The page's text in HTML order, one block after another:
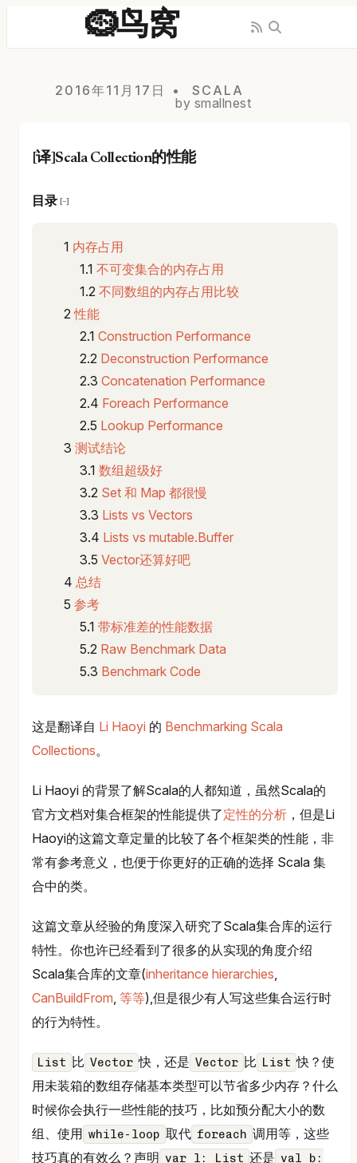
🪹鸟窝
2016年11月17日
SCALA
by smallnest
[译]Scala Collection的性能
目录 [−]
内存占用
不可变集合的内存占用
不同数组的内存占用比较
性能
Construction Performance
Deconstruction Performance
Concatenation Performance
Foreach Performance
Lookup Performance
测试结论
数组超级好
Set 和 Map 都很慢
Lists vs Vectors
Lists vs mutable.Buffer
Vector还算好吧
总结
参考
带标准差的性能数据
Raw Benchmark Data
Benchmark Code
这是翻译自 Li Haoyi 的 Benchmarking Scala
Collections。
Li Haoyi 的背景了解Scala的人都知道，虽然Scala的
官方文档对集合框架的性能提供了定性的分析 ，但是Li
Haoyi的这篇文章定量的比较了各个框架类的性能，非
常有参考意义，也便于你更好的正确的选择 Scala 集
合中的类。
这篇文章从经验的角度深入研究了Scala集合库的运行
特性。你也许已经看到了很多的从实现的角度介绍
Scala集合库的文章(inheritance hierarchies,
CanBuildFrom, 等等),但是很少有人写这些集合运行时
的行为特性。
List 比 Vector 快，还是 Vector 比 List 快？使
用未装箱的数组存储基本类型可以节省多少内存？什么
时候你会执行一些性能的技巧，比如预分配大小的数
组、使用 while-loop 取代 foreach 调用等，这些
技巧真的有效么？声明 var l: List 还是 val b: